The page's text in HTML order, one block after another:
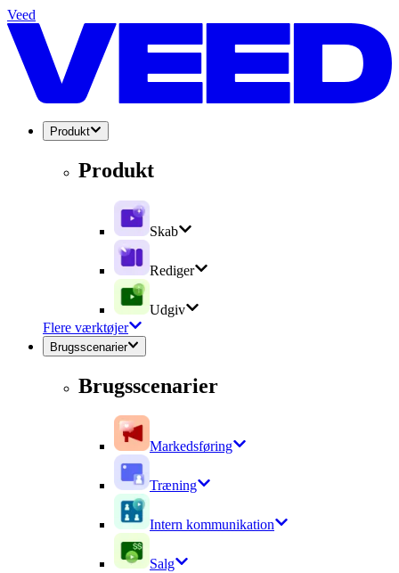
Veed
Produkt
Produkt
Skab
Rediger
Udgiv
Flere værktøjer
Brugsscenarier
Brugsscenarier
Markedsføring
Træning
Intern kommunikation
Salg